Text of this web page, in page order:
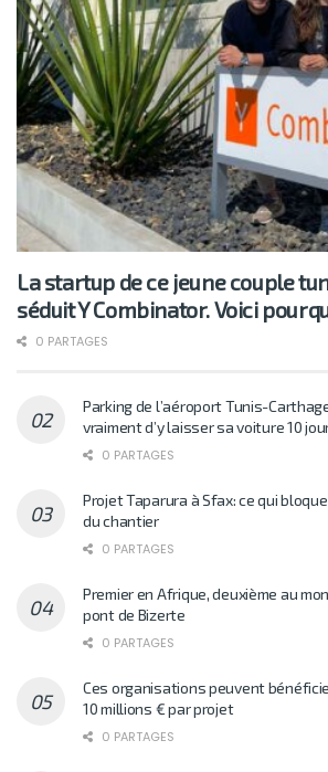
La startup de ce jeune couple
séduit Y Combinator. Voici
0 PARTAGES
Parking de l’aéroport Tunis-
vraiment d’y laisser sa voiture 10
0 PARTAGES
Projet Taparura à Sfax: ce qui
du chantier
0 PARTAGES
Premier en Afrique, deuxième au
pont de Bizerte
0 PARTAGES
Ces organisations peuvent
10 millions € par projet
0 PARTAGES